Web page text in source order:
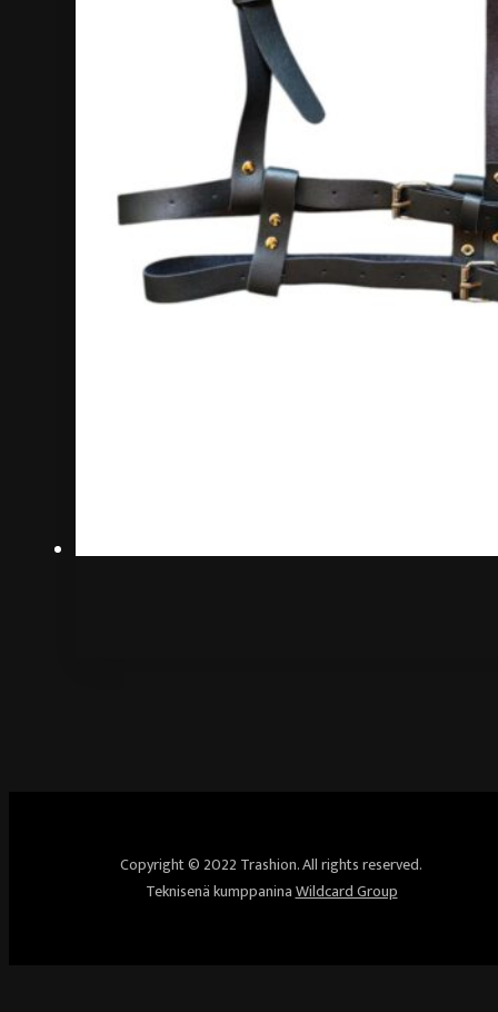
Copyright © 2022 Trashion. All rights reserved.
Teknisenä kumppaninaWildcard Group